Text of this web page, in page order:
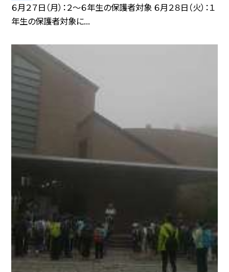
６月２７日（月）：２〜６年生の保護者対象 ６月２８日（火）：１
年生の保護者対象に...